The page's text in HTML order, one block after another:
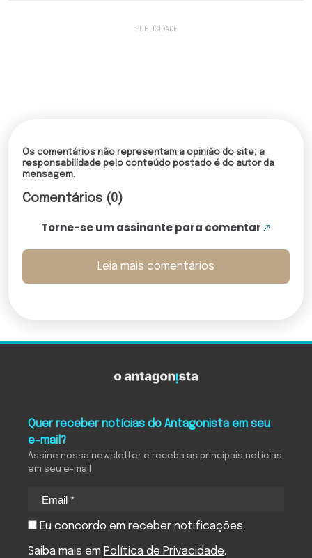
Os comentários não representam a opinião do site; a
responsabilidade pelo conteúdo postado é do autor da
mensagem.
Comentários (0)
Torne-se um assinante para comentar
Leia mais comentários
Quer receber notícias do Antagonista em seu
e-mail?
Assine nossa newsletter e receba as principais notícias
em seu e-mail
Eu concordo em receber notificações.
Saiba mais em Política de Privacidade.